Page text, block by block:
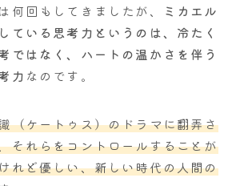
何回もしてきましたが、
ミカエル
ている思考力というのは、冷たく
ではなく、ハートの温かさを伴う
力 なのです。
（ケートゥス）のドラマに翻弄さ
それらをコントロールすることが
れど優しい、新しい時代の人間の